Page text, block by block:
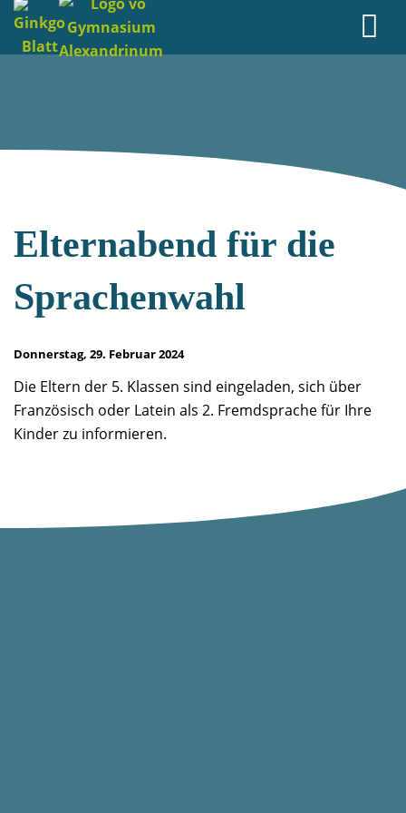
Elternabend für die
Sprachenwahl
Donnerstag, 29. Februar 2024
Die Eltern der 5. Klassen sind eingeladen, sich über
Französisch oder Latein als 2. Fremdsprache für Ihre
Kinder zu informieren.